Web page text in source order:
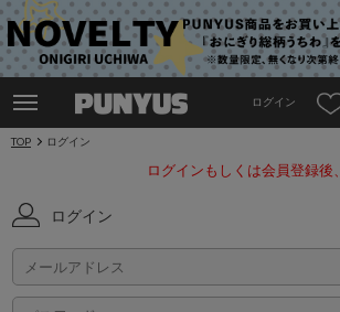
ログイン
TOP ログイン
ログインもしくは会員登録後、
ログイン